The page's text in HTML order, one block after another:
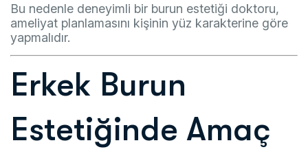
Bu nedenle deneyimli bir burun estetiği doktoru,
ameliyat planlamasını kişinin yüz karakterine göre
yapmalıdır.
Erkek Burun
Estetiğinde Amaç